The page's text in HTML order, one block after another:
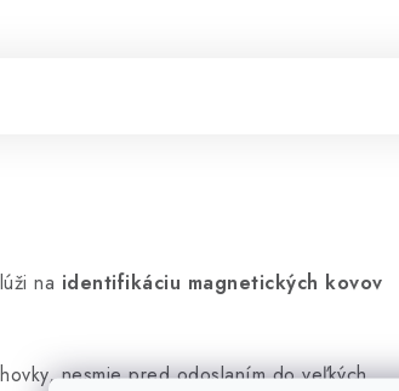
na identifikáciu magnetických kovov
nesmie pred odoslaním do veľkých